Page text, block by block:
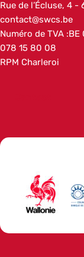
Addresse
Rue de l’Écluse, 4
Adresse e-mail
contact@swcs.be
Numéro de TVA :BE
Numéro de téléphone
078 15 80 08
Autre
RPM Charleroi